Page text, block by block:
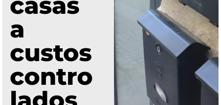
a
custos
contro